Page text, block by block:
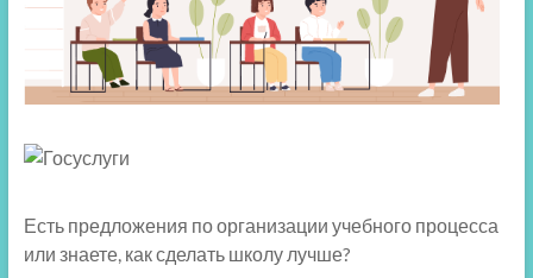
Есть предложения по организации учебного процесса
или знаете, как сделать школу лучше?